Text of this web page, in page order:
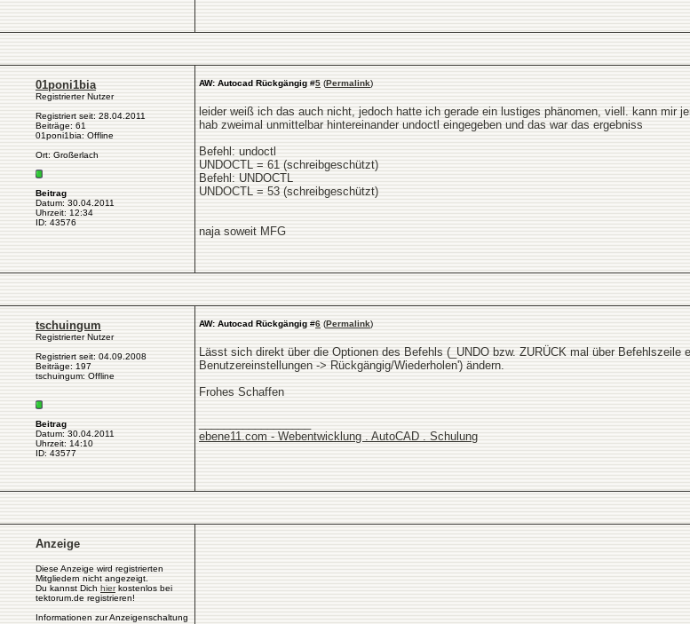
01poni1bia
Registrierter Nutzer
Registriert seit: 28.04.2011
Beiträge: 61
01poni1bia: Offline
Ort: Großerlach
Beitrag
Datum: 30.04.2011
Uhrzeit: 12:34
ID: 43576
AW: Autocad Rückgängig #5 (Permalink)
leider weiß ich das auch nicht, jedoch hatte ich gerade ein lustiges phänomen, viell. kann mir
hab zweimal unmittelbar hintereinander undoctl eingegeben und das war das ergebniss
Befehl: undoctl
UNDOCTL = 61 (schreibgeschützt)
Befehl: UNDOCTL
UNDOCTL = 53 (schreibgeschützt)
naja soweit MFG
tschuingum
Registrierter Nutzer
Registriert seit: 04.09.2008
Beiträge: 197
tschuingum: Offline
Beitrag
Datum: 30.04.2011
Uhrzeit: 14:10
ID: 43577
AW: Autocad Rückgängig #6 (Permalink)
Lässt sich direkt über die Optionen des Befehls (_UNDO bzw. ZURÜCK mal über
Benutzereinstellungen -> Rückgängig/Wiederholen') ändern.
Frohes Schaffen
ebene11.com - Webentwicklung . AutoCAD . Schulung
Anzeige
Diese Anzeige wird registrierten
Mitgliedern nicht angezeigt.
Du kannst Dich hierkostenlos bei
tektorum.de registrieren!
Informationen zur Anzeigenschaltung